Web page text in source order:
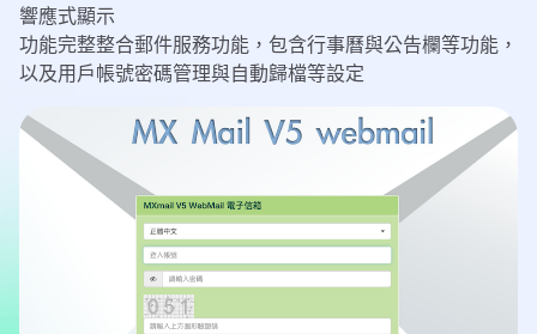
響應式顯示
功能完整整合郵件服務功能，包含行事曆與公告欄等功能，
以及用戶帳號密碼管理與自動歸檔等設定